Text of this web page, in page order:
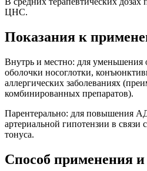
ЦНС.
Показания к
Внутрь и местно: для уменьшения
оболочки носоглотки,
аллергических заболеваниях
комбинированных препаратов).
Парентерально: для повышения
артериальной гипотензии в связи
тонуса.
Способ применения